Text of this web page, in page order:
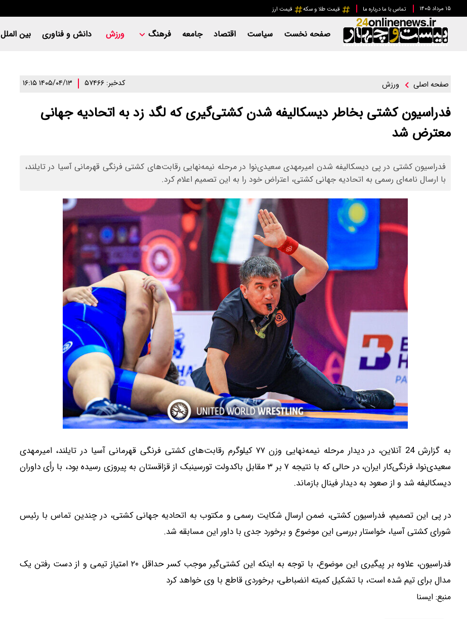
۱۵ مرداد ۱۴۰۵ تماس با ما درباره ما قیمت طلا و سکه قیمت ارز
صفحه نخست سیاست اقتصاد جامعه فرهنگ ورزش دانش و فناوری بین الملل
صفحه اصلی ورزش کدخبر: ۵۷۴۶۶ ۱۴۰۵/۰۴/۱۳ ۱۶:۱۵
فدراسیون کشتی بخاطر دیسکالیفه شدن کشتی‌گیری که لگد زد به اتحادیه جهانی
معترض شد
فدراسیون کشتی در پی دیسکالیفه شدن امیرمهدی سعیدی‌نوا در مرحله نیمه‌نهایی رقابت‌های کشتی فرنگی قهرمانی آسیا در تایلند،
با ارسال نامه‌ای رسمی به اتحادیه جهانی کشتی، اعتراض خود را به این تصمیم اعلام کرد.
به گزارش 24 آنلاین، در دیدار مرحله نیمه‌نهایی وزن ۷۷ کیلوگرم رقابت‌های کشتی فرنگی قهرمانی آسیا در تایلند، امیرمهدی
سعیدی‌نوا، فرنگی‌کار ایران، در حالی که با نتیجه ۷ بر ۳ مقابل باکدولت تورسینبک از قزاقستان به پیروزی رسیده بود، با رأی داوران
دیسکالیفه شد و از صعود به دیدار فینال بازماند.
در پی این تصمیم، فدراسیون کشتی، ضمن ارسال شکایت رسمی و مکتوب به اتحادیه جهانی کشتی، در چندین تماس با رئیس
شورای کشتی آسیا، خواستار بررسی این موضوع و برخورد جدی با داور این مسابقه شد.
فدراسیون، علاوه بر پیگیری این موضوع، با توجه به اینکه این کشتی‌گیر موجب کسر حداقل ۲۰ امتیاز تیمی و از دست رفتن یک
مدال برای تیم شده است، با تشکیل کمیته انضباطی، برخوردی قاطع با وی خواهد کرد
منبع: ايسنا